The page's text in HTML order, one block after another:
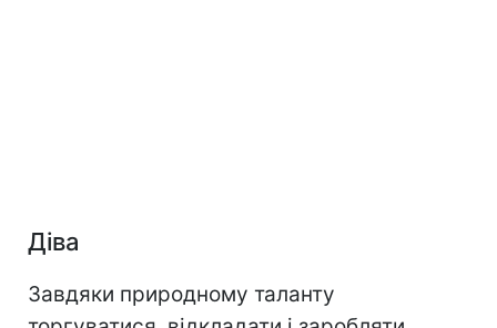
Діва
Завдяки природному таланту